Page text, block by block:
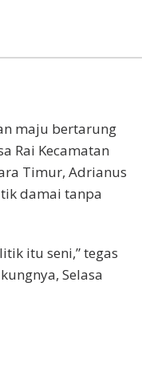
maju bertarung
Rai Kecamatan
Timur, Adrianus
damai tanpa
itu seni,” tegas
Selasa